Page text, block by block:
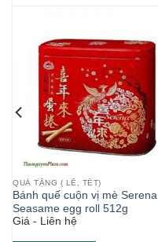
QUÀ TẶNG ( LỄ, TẾT)
Bánh quế cuộn vị mè Serena
Seasame egg roll 512g
Giá - Liên hệ